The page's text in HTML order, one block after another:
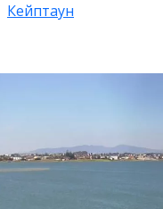
Кейптаун